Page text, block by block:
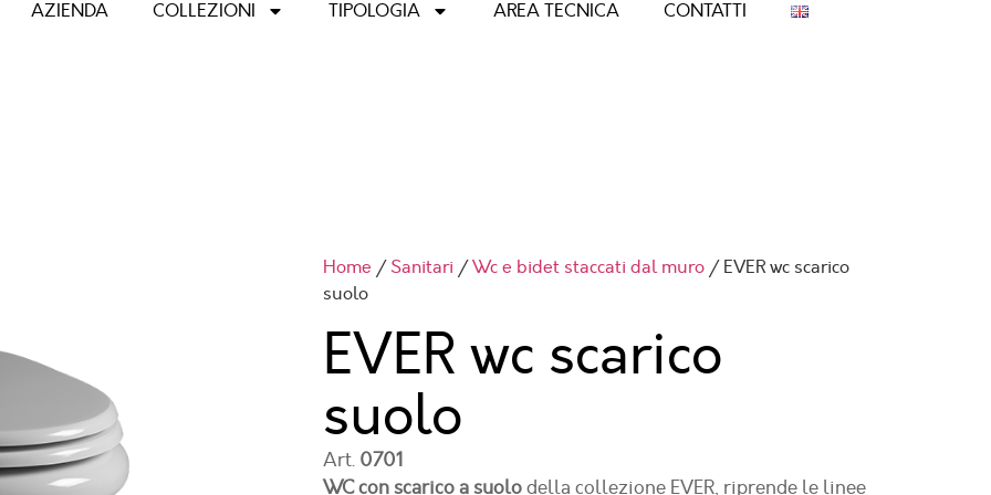
AZIENDA COLLEZIONI TIPOLOGIA AREA TECNICA CONTATTI
Home /Sanitari /Wc e bidet staccati dal muro/ EVER wc scarico
suolo
EVER wc scarico
suolo
Art. 0701
WC con scarico a suolodella collezione EVER, riprende le linee